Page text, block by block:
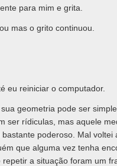
para mim e grita.
mas o grito continuou.
eu reiniciar o computador.
geometria pode ser
ser rídiculas, mas aquele
bastante poderoso. Mal
que alguma vez tenha
repetir a situação foram um